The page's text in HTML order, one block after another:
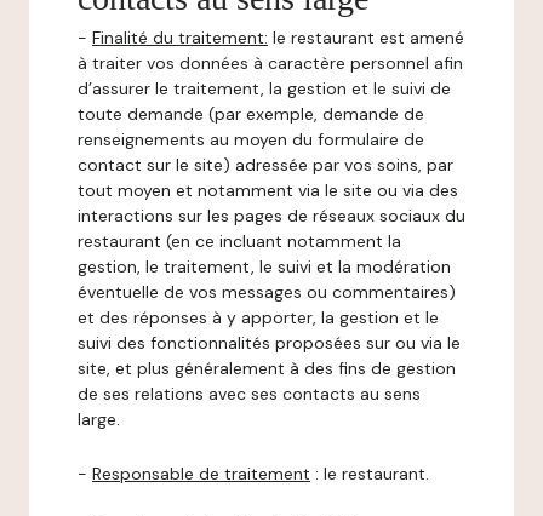
- Finalité du traitement: le restaurant est amené
à traiter vos données à caractère personnel afin
d’assurer le traitement, la gestion et le suivi de
toute demande (par exemple, demande de
renseignements au moyen du formulaire de
contact sur le site) adressée par vos soins, par
tout moyen et notamment via le site ou via des
interactions sur les pages de réseaux sociaux du
restaurant (en ce incluant notamment la
gestion, le traitement, le suivi et la modération
éventuelle de vos messages ou commentaires)
et des réponses à y apporter, la gestion et le
suivi des fonctionnalités proposées sur ou via le
site, et plus généralement à des fins de gestion
de ses relations avec ses contacts au sens
large.
- Responsable de traitement : le restaurant.